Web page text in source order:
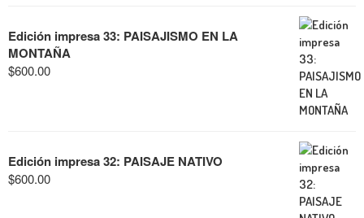
Edición impresa 33: PAISAJISMO EN LA
MONTAÑA
$600.00
Edición impresa 32: PAISAJE NATIVO
$600.00